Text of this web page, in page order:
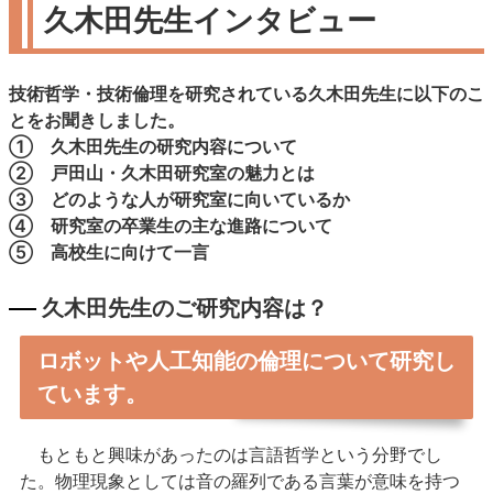
久木田先生インタビュー
技術哲学・技術倫理を研究されている久木田先生に以下のこ
とをお聞きしました。
① 久木田先生の研究内容について
② 戸田山・久木田研究室の魅力とは
③ どのような人が研究室に向いているか
④ 研究室の卒業生の主な進路について
⑤ 高校生に向けて一言
久木田先生のご研究内容は？
ロボットや人工知能の倫理について研究し
ています。
もともと興味があったのは言語哲学という分野でし
た。物理現象としては音の羅列である言葉が意味を持つ